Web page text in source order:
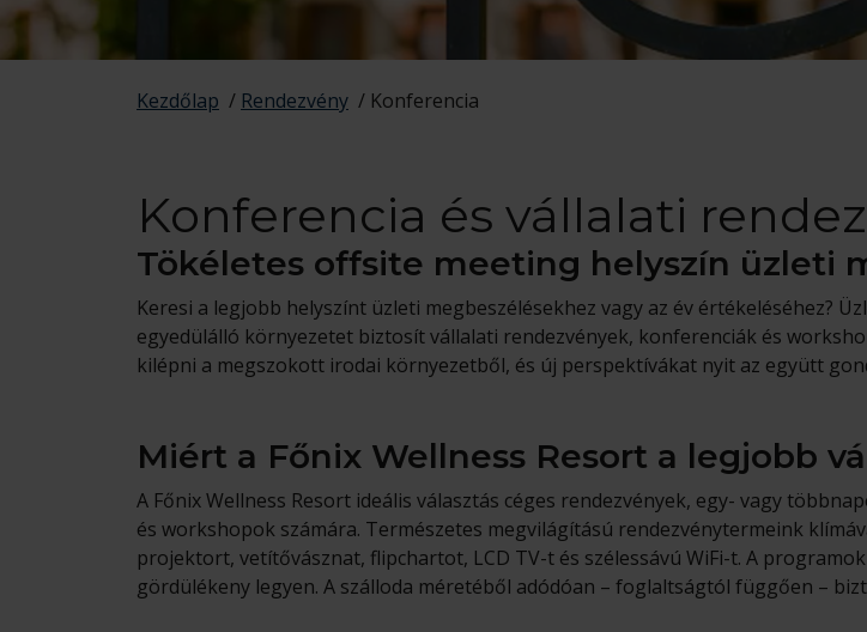
Kezdőlap / Rendezvény / Konferencia
Konferencia és vállalati
Tökéletes offsite meeting helyszín üzleti
Keresi a legjobb helyszínt üzleti megbeszélésekhez vagy az év értékeléséhez?
egyedülálló környezetet biztosít vállalati rendezvények, konferenciák és
kilépni a megszokott irodai környezetből, és új perspektívákat nyit az együtt
Miért a Főnix Wellness Resort a legjobb
A Főnix Wellness Resort ideális választás céges rendezvények, egy- vagy
és workshopok számára. Természetes megvilágítású rendezvénytermeink
projektort, vetítővásznat, flipchartot, LCD TV-t és szélessávú WiFi-t. A
gördülékeny legyen. A szálloda méretéből adódóan – foglaltságtól függően –